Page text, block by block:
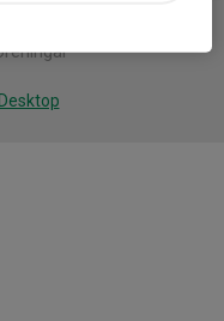
Desktop